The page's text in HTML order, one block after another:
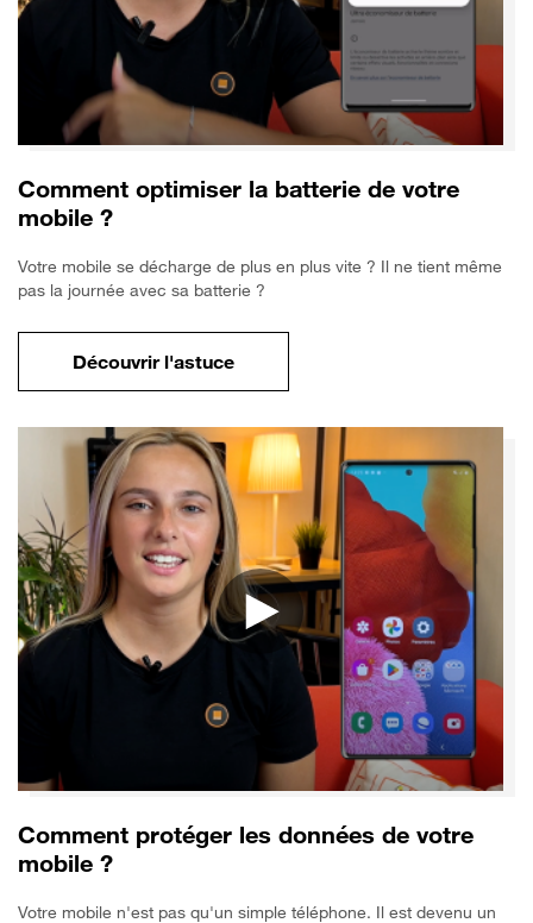
Comment optimiser la batterie de votre
mobile ?
Votre mobile se décharge de plus en plus vite ? Il ne tient même
pas la journée avec sa batterie ?
Découvrir l'astucepour Comment optimiser la batterie de
Comment protéger les données de votre
mobile ?
Votre mobile n'est pas qu'un simple téléphone. Il est devenu un